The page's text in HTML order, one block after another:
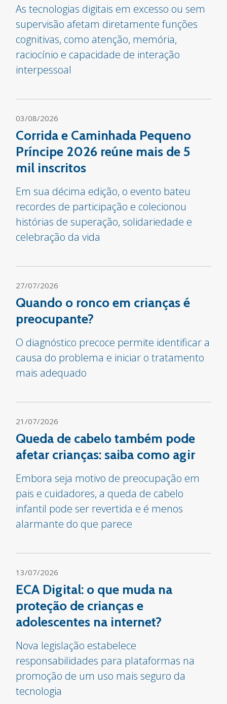
As tecnologias digitais em excesso ou sem
supervisão afetam diretamente funções
cognitivas, como atenção, memória,
raciocínio e capacidade de interação
interpessoal
03/08/2026
Corrida e Caminhada Pequeno
Príncipe 2026 reúne mais de 5
mil inscritos
Em sua décima edição, o evento bateu
recordes de participação e colecionou
histórias de superação, solidariedade e
celebração da vida
27/07/2026
Quando o ronco em crianças é
preocupante?
O diagnóstico precoce permite identificar a
causa do problema e iniciar o tratamento
mais adequado
21/07/2026
Queda de cabelo também pode
afetar crianças: saiba como agir
Embora seja motivo de preocupação em
pais e cuidadores, a queda de cabelo
infantil pode ser revertida e é menos
alarmante do que parece
13/07/2026
ECA Digital: o que muda na
proteção de crianças e
adolescentes na internet?
Nova legislação estabelece
responsabilidades para plataformas na
promoção de um uso mais seguro da
tecnologia